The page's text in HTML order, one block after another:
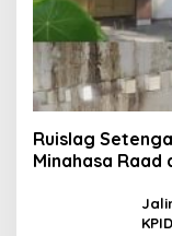
Ruislag
Minahasa Raad